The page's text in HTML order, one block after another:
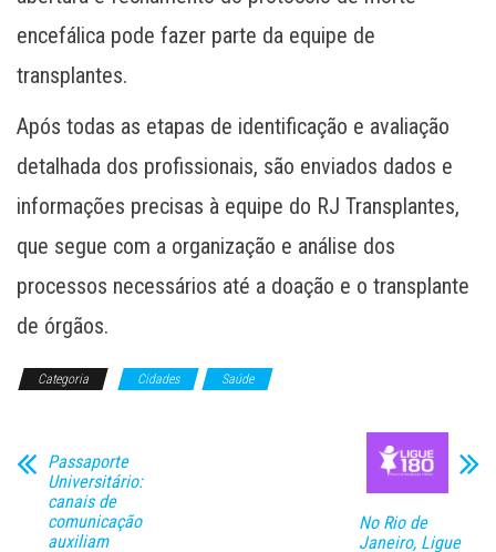
encefálica pode fazer parte da equipe de
transplantes.
Após todas as etapas de identificação e avaliação
detalhada dos profissionais, são enviados dados e
informações precisas à equipe do RJ Transplantes,
que segue com a organização e análise dos
processos necessários até a doação e o transplante
de órgãos.
Categoria Cidades Saúde
Passaporte
Universitário:
canais de
comunicação
auxiliam
No Rio de
Janeiro, Ligue